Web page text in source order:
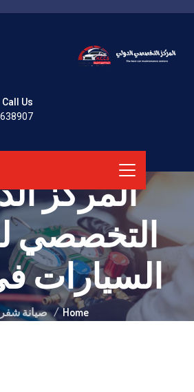
Call Us
المركز
التخصصي
السيارات
Home صيانة